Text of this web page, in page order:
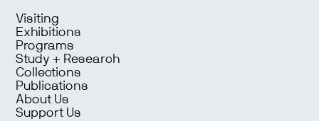
Visiting
Exhibitions
Programs
Study + Research
Collections
Publications
About Us
Support Us